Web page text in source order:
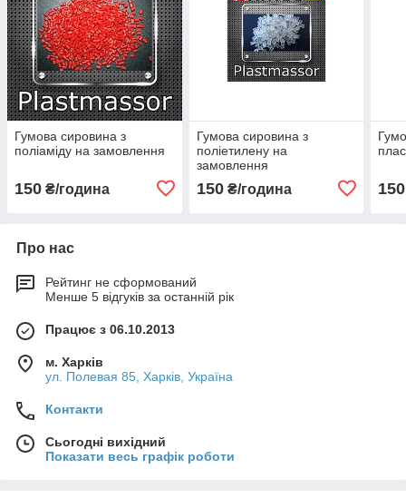
Гумова сировина з
поліаміду на замовлення
150 ₴/година
Гумова сировина з
поліетилену на
замовлення
150₴/година 150
Про нас
Рейтинг не сформований
Менше 5 відгуків за останній рік
Працює з 06.10.2013
м. Харків
ул. Полевая 85, Харків, Україна
Контакти
Сьогодні вихідний
Показати весь графік роботи